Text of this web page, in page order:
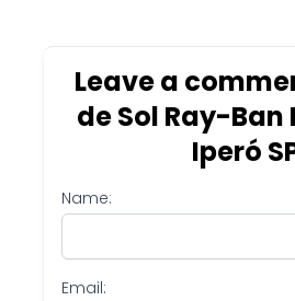
Leave a
de Sol Ray-Ban
Iperó
Name:
Email: